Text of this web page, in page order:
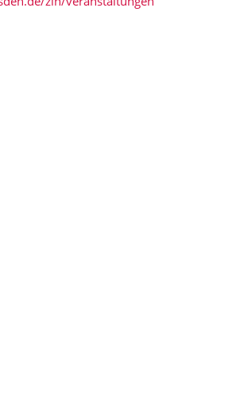
zih/veranstaltungen